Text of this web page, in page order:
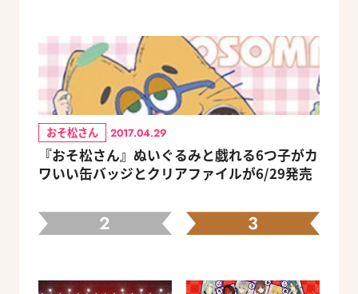
おそ松さん 2017.04.29
『おそ松さん』ぬいぐるみと戯れる6つ子がカ
ワいい缶バッジとクリアファイルが6/29発売
2 3